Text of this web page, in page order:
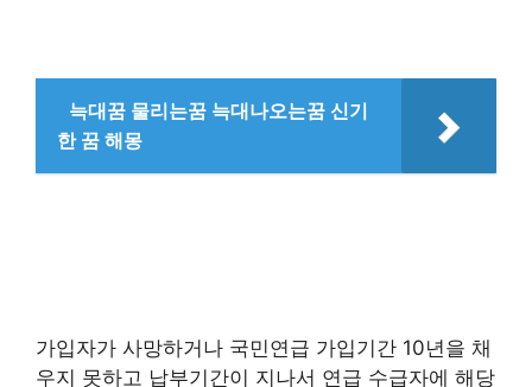
늑대꿈 물리는꿈 늑대나오는꿈 신기
한 꿈 해몽
가입자가 사망하거나 국민연급 가입기간 10년을 채
우지 못하고 납부기간이 지나서 연급 수급자에 해당